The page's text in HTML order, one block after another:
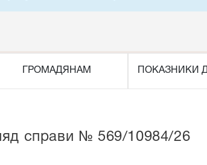
ГРОМАДЯНАМ ПОКАЗНИКИ
справи № 569/10984/26